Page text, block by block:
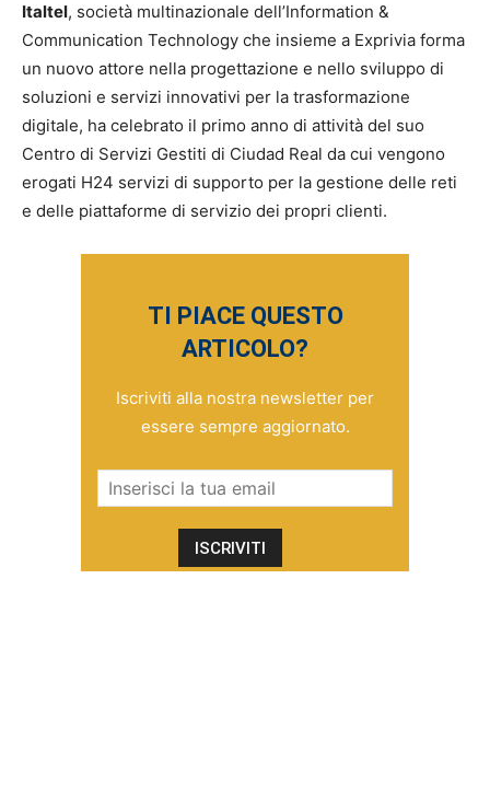
Italtel, società multinazionale dell’Information &
Communication Technology che insieme a Exprivia forma
un nuovo attore nella progettazione e nello sviluppo di
soluzioni e servizi innovativi per la trasformazione
digitale, ha celebrato il primo anno di attività del suo
Centro di Servizi Gestiti di Ciudad Real da cui vengono
erogati H24 servizi di supporto per la gestione delle reti
e delle piattaforme di servizio dei propri clienti.
TI PIACE QUESTO
ARTICOLO?
Iscriviti alla nostra newsletter per
essere sempre aggiornato.